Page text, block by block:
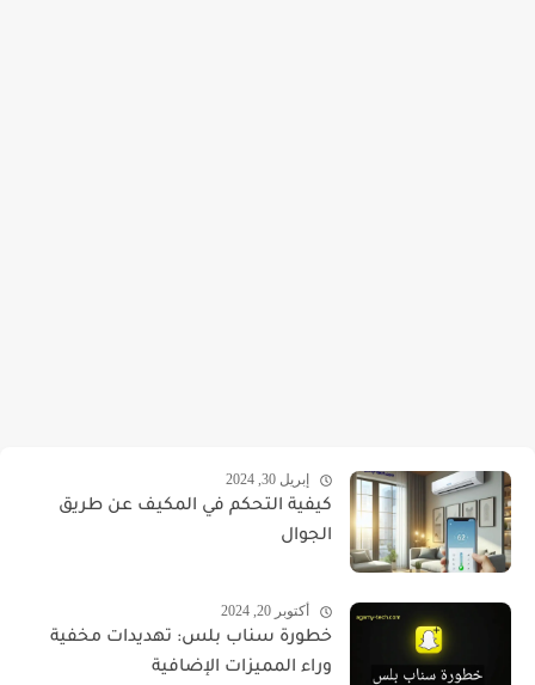
إبريل 30, 2024
كيفية التحكم في المكيف عن طريق
الجوال
أكتوبر 20, 2024
خطورة سناب بلس: تهديدات مخفية
وراء المميزات الإضافية